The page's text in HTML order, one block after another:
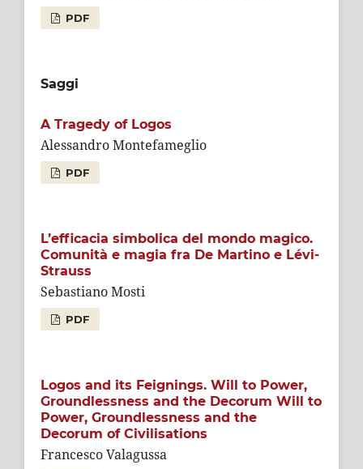
PDF
Saggi
A Tragedy of Logos
Alessandro Montefameglio
PDF
L’efficacia simbolica del mondo magico.
Comunità e magia fra De Martino e Lévi-
Strauss
Sebastiano Mosti
PDF
Logos and its Feignings. Will to Power,
Groundlessness and the Decorum Will to
Power, Groundlessness and the
Decorum of Civilisations
Francesco Valagussa